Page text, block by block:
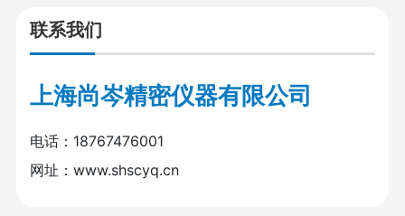
联系我们
联系我们
上海尚岑精密仪器有限公司
电话：18767476001
网址： www.shscyq.cn